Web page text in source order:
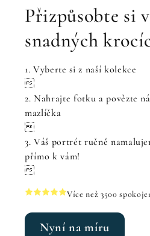
Přizpůsobte si
snadných
1. Vyberte si z naší kolekce
2. Nahrajte fotku a povězte
mazlíčka
3. Váš portrét ručně
přímo k vám!
Více než 3500
Nyní na míru